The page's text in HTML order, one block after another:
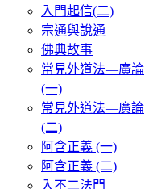
入門起信(二)
宗通與說通
佛典故事
常見外道法—廣論
(一)
常見外道法—廣論
(二)
阿含正義 (一)
阿含正義 (二)
入不二法門